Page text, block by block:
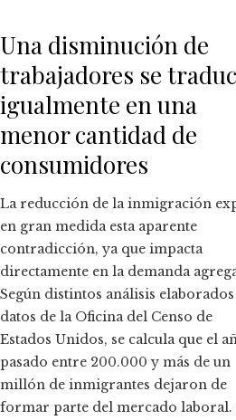
Una disminución de
trabajadores se
igualmente en una
menor cantidad de
consumidores
La reducción de la inmigración
en gran medida esta aparente
contradicción, ya que impacta
directamente en la demanda
Según distintos análisis
datos de la Oficina del Censo de
Estados Unidos, se calcula que el
pasado entre 200.000 y más de un
millón de inmigrantes dejaron de
formar parte del mercado laboral.